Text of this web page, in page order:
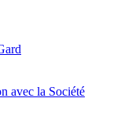
avec la Société